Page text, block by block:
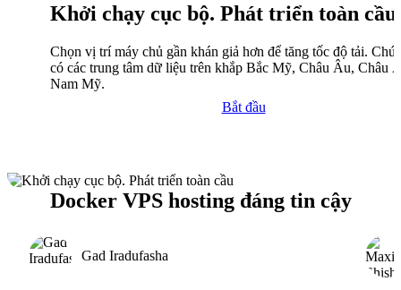
Khởi chạy cục bộ. Phát triển toàn cầu
Chọn vị trí máy chủ gần khán giả hơn để tăng tốc độ tải.
có các trung tâm dữ liệu trên khắp Bắc Mỹ, Châu Âu, Châu
Nam Mỹ.
Bắt đầu
Docker VPS hosting đáng tin cậy
Gad Iradufasha